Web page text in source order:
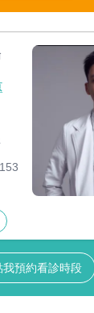
預約看診時段